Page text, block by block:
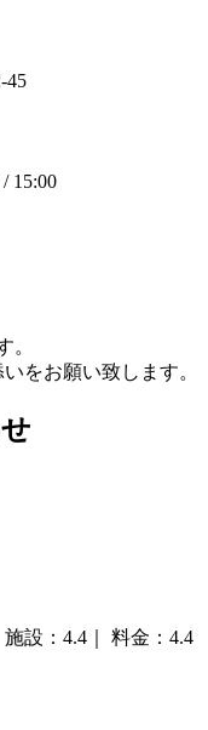
45
15:00
。
をお願い致します。
施設： 4.4｜ 料金： 4.4